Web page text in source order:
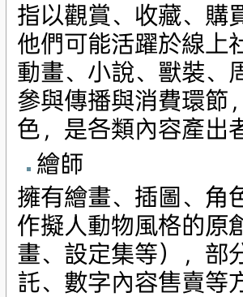
指以觀賞、收藏、購
他們可能活躍於線上
動畫、小說、獸裝、
參與傳播與消費環節
色，是各類內容產出
繪師
擁有繪畫、插圖、角
作擬人動物風格的原
畫、設定集等），部
託、數字內容售賣等